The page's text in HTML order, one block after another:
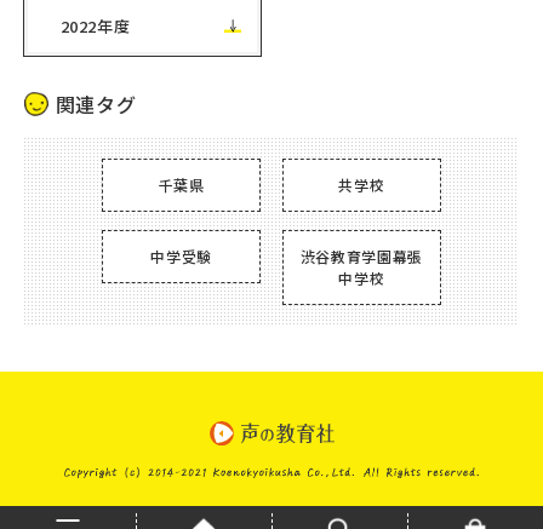
2022年度
関連タグ
千葉県 共学校
中学受験
渋谷教育学園幕張
中学校